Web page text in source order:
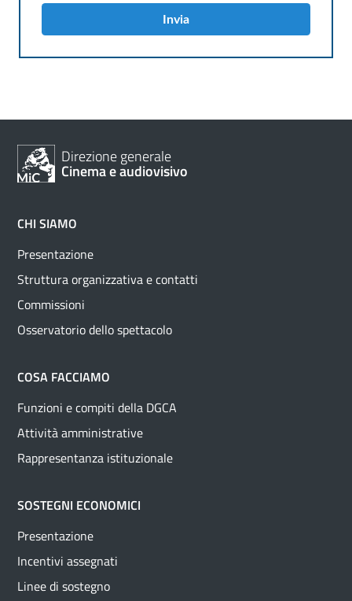
Invia
Direzione generale
Cinema e audiovisivo
CHI SIAMO
Presentazione
Struttura organizzativa e contatti
Commissioni
Osservatorio dello spettacolo
COSA FACCIAMO
Funzioni e compiti della DGCA
Attività amministrative
Rappresentanza istituzionale
SOSTEGNI ECONOMICI
Presentazione
Incentivi assegnati
Linee di sostegno